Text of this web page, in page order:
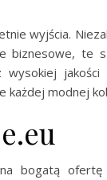
wyjścia.
biznesowe, te
jakości
każdej modnej
bogatą ofertę